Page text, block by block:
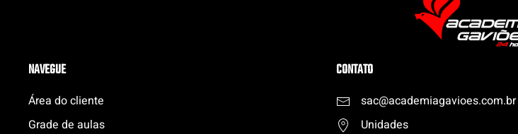
NAVEGUE
Área do cliente
Grade de aulas
CONTATO
sac@academiagavioes.com.br
Unidades